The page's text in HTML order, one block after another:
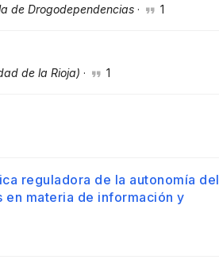
de Drogodependencias · 1
de la Rioja) · 1
reguladora de la autonomía del
materia de información y